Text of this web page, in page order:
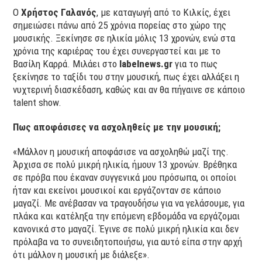
ΟΧρήστος Γαλανός, με καταγωγή από το Κιλκίς, έχει
σημειώσει πάνω από 25 χρόνια πορείας στο χώρο της
μουσικής. Ξεκίνησε σε ηλικία μόλις 13 χρονών, ενώ στα
χρόνια της καριέρας του έχει συνεργαστεί και με το
Βασίλη Καρρά. Μιλάει στο labelnews.gr για το πως
ξεκίνησε το ταξίδι του στην μουσική, πως έχει αλλάξει η
νυχτερινή διασκέδαση, καθώς και αν θα πήγαινε σε κάποιο
talent show.
Πως αποφάσισες να ασχοληθείς με την μουσική;
«Μάλλον η μουσική αποφάσισε να ασχοληθώ μαζί της.
Άρχισα σε πολύ μικρή ηλικία, ήμουν 13 χρονών. Βρέθηκα
σε πρόβα που έκαναν συγγενικά μου πρόσωπα, οι οποίοι
ήταν και εκείνοι μουσικοί και εργάζονταν σε κάποιο
μαγαζί. Με ανέβασαν να τραγουδήσω για να γελάσουμε, για
πλάκα και κατέληξα την επόμενη εβδομάδα να εργάζομαι
κανονικά στο μαγαζί. Έγινε σε πολύ μικρή ηλικία και δεν
πρόλαβα να το συνειδητοποιήσω, για αυτό είπα στην αρχή
ότι μάλλον η μουσική με διάλεξε».